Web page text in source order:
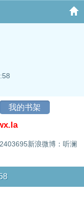
我的书架
新浪微博：听澜